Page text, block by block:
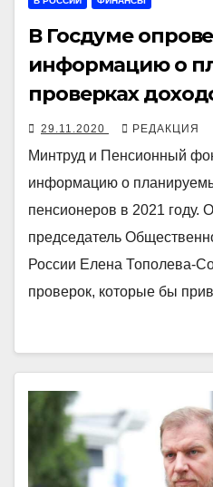
В Госдуме
информацию о
проверках
29.11.2020 РЕДАКЦИЯ
Минтруд и Пенсионный
информацию о
пенсионеров в 2021 году.
председатель
России Елена Тополева-
проверок, которые бы